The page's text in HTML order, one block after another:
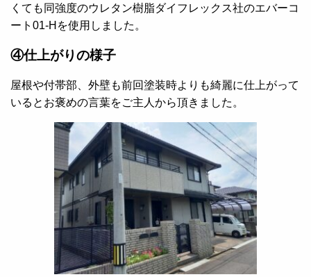
くても同強度のウレタン樹脂ダイフレックス社のエバーコ
ート01-Hを使用しました。
④仕上がりの様子
屋根や付帯部、外壁も前回塗装時よりも綺麗に仕上がって
いるとお褒めの言葉をご主人から頂きました。